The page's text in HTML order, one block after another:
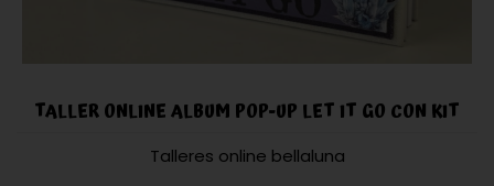
TALLER ONLINE ALBUM POP-UP LET IT GO CON KIT
Talleres online bellaluna